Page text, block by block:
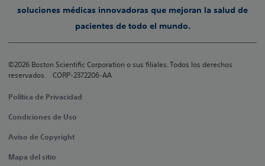
soluciones médicas innovadoras que mejoran la salud de
pacientes de todo el mundo.
©2026 Boston Scientific Corporation o sus filiales. Todos los derechos
reservados. CORP-2372206-AA
Política de Privacidad
Condiciones de Uso
Aviso de Copyright
Mapa del sitio